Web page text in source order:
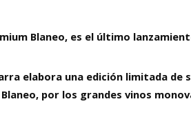
Blaneo, es el último
elabora una edición limitada
por los grandes vinos